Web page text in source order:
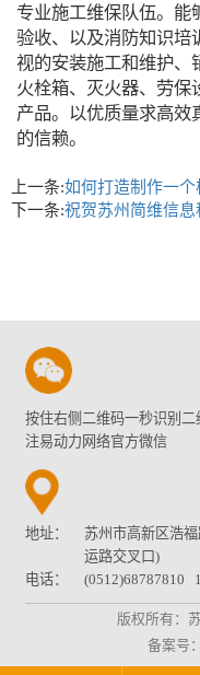
专业施工维保队伍。能
验收、以及消防知识培
视的安装施工和维护、
火栓箱、灭火器、劳保
产品。以优质量求高效
的信赖。
上一条:如何打造制作一
下一条:祝贺苏州简维信
按住右侧二维码一秒识别二
注易动力网络官方微信
地址：
苏州市高新区浩
运路交叉口)
电话：
(0512)68787810
版权所有：
备案号：